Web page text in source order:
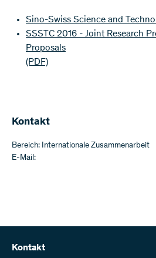
Sino-Swiss Science and
SSSTC 2016 - Joint Research
Proposals
(PDF)
Kontakt
Bereich: Internationale Zusammenarbeit
E-Mail:
Kontakt